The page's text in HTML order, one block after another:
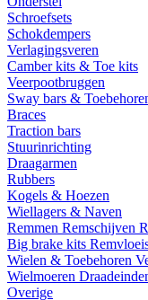
Schroefsets
Schokdempers
Verlagingsveren
Camber kits & Toe kits
Veerpootbruggen
Sway bars &
Braces
Traction bars
Stuurinrichting
Draagarmen
Rubbers
Kogels & Hoezen
Wiellagers & Naven
Remmen Remschijven
Big brake kits
Wielen & Toebehoren
Wielmoeren
Overige